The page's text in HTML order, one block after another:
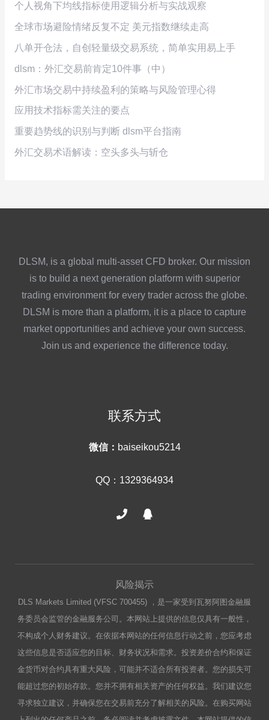
个人视角下均线指标使用逻辑分析与实战观察
全球市场避险情绪反复不定 美元指数继续走高
八单开仓法，自创轻量级交易系统，简单实用易上手
dlsm：外汇交易前肯定10件事（中）
外汇市场交易中持续盈利的策略与风险管理心得
应用技术指标需关注的要点
重要趋势线的识别与判断 dlsm平台指南
外汇交易术语解读：空头多头与斩仓
DLSM, is a global multi-asset CFD broker. Our mission
is to build a next generation platform with superior
trading environment for every trader across the globe.
DLSM is more than a platform, it is a place to capture
market opportunities and achieve your own success.
Join us and experience the difference today.
联系方式
微信： baiseikou5214
QQ：1329364934
风险揭示
DLS Markets Limited (VFSC 700455) ，是一家受到瓦努阿图金融服
务委员会监管的金融服务公司。本网站上提供的信息仅具有一般性，
不构成个人财务建议。在依据本网站的任何信息行动之前，您应考虑
这些信息是否适应您的目标、财务状况和需求。投资差价合约和保证
金货币对合约具有重大风险，可能并不适合所有投资者。您的损失可
能超过您的初始存款。您并不拥有相关资产的任何权益。我们建议您
寻求独立建议，并确保您在交易前充分了解相关的风险。在购买网站